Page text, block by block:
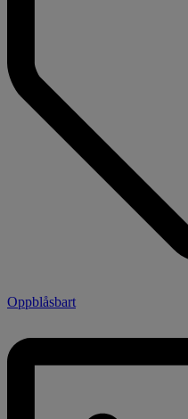
Oppblåsbart